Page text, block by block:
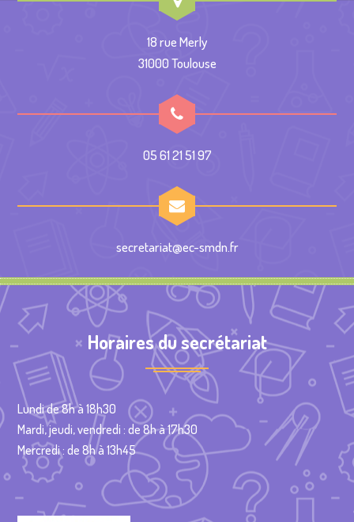
18 rue Merly
31000 Toulouse
05 61 21 51 97
secretariat@ec-smdn.fr
Horaires du secrétariat
Lundi de 8h à 18h30
Mardi, jeudi, vendredi : de 8h à 17h30
Mercredi : de 8h à 13h45